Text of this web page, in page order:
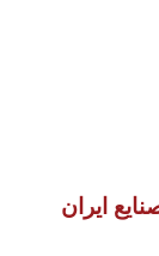
ایران